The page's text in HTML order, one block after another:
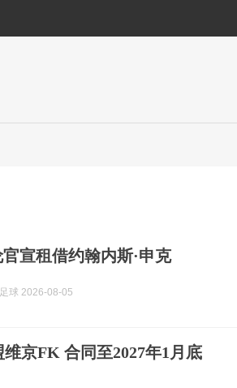
宣租借约翰内斯·申克
球 2026-08-05
京FK 合同至2027年1月底